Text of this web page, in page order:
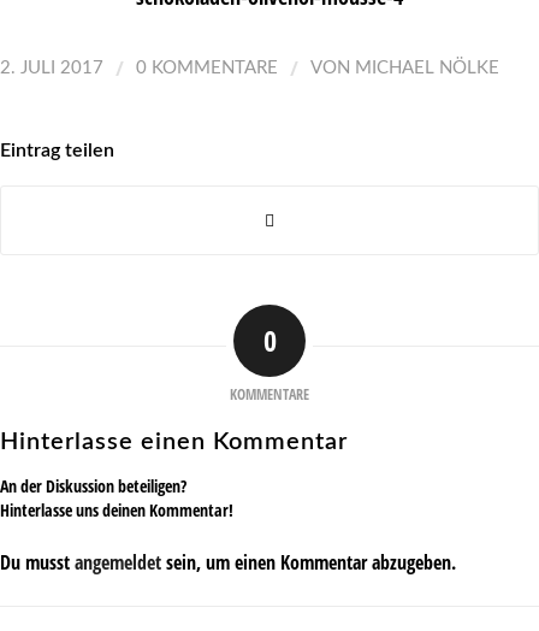
2. JULI 2017 / 0 KOMMENTARE / VON MICHAEL NÖLKE
Eintrag teilen
0
KOMMENTARE
Hinterlasse einen Kommentar
An der Diskussion beteiligen?
Hinterlasse uns deinen Kommentar!
Du musstangemeldetsein, um einen Kommentar abzugeben.